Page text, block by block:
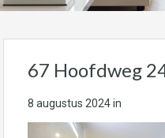
67 Hoofdweg
8 augustus 2024in